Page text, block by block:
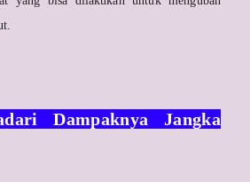
Dampaknya Jangka